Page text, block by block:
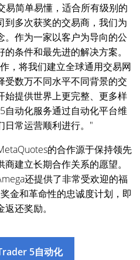
易简单易懂，适合所有级别的
多次获奖的交易商，我们为
。作为一家以客户为导向的公
条件和最先进的解决方案。
，将我们建立全球通用交易网
数万不同水平不同背景的交
始提供世界上更完整、更多样
动化服务通过自动化平台维
日常运营顺利进行。"
的合作源于保持领先
建立长期合作关系的愿望。
还提供了非常受欢迎的福
金和革命性的忠诚度计划，即
还奖励。
5自动化